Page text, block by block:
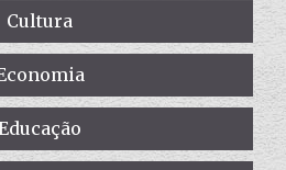
Cultura